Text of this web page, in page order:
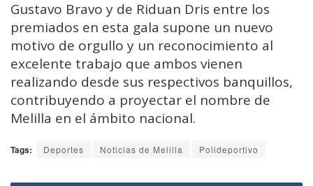
Gustavo Bravo y de Riduan Dris entre los
premiados en esta gala supone un nuevo
motivo de orgullo y un reconocimiento al
excelente trabajo que ambos vienen
realizando desde sus respectivos banquillos,
contribuyendo a proyectar el nombre de
Melilla en el ámbito nacional.
Tags: Deportes Noticias de Melilla Polideportivo